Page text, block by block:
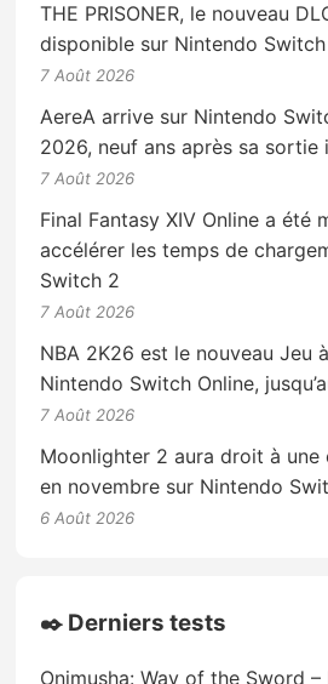
THE PRISONER, le nouveau
disponible sur Nintendo
7 Août 2026
AereA arrive sur Nintendo
2026, neuf ans après sa sortie
7 Août 2026
Final Fantasy XIV Online a été
accélérer les temps de
Switch 2
7 Août 2026
NBA 2K26 est le nouveau Jeu à
Nintendo Switch Online,
7 Août 2026
Moonlighter 2 aura droit à une
en novembre sur Nintendo
6 Août 2026
✒️ Derniers tests
Onimusha: Way of the Sword –